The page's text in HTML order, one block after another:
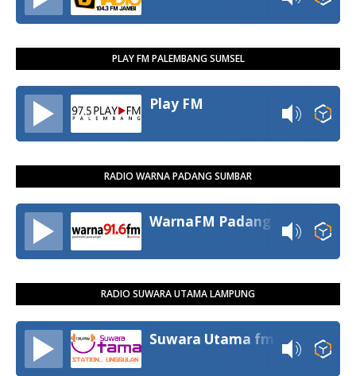
PLAY FM PALEMBANG SUMSEL
Play FM
RADIO WARNA PADANG SUMBAR
WarnaFM Padang
RADIO SUWARA UTAMA LAMPUNG
Suwara Utama fm